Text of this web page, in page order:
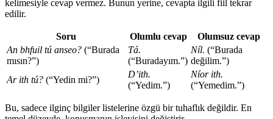
kelimesiyle cevap vermez. Bunun yerine, cevapta ilgili fiil tekrar
edilir.
Soru Olumlu cevap
Olumsuz cevap
An bhfuil tú anseo? (“Burada
mısın?”)
Tá.
(“Buradayım.”)
Níl. (“Burada
değilim.”)
Ar ith tú? (“Yedin mi?”)
D’ith.
(“Yedim.”)
Níor ith.
(“Yemedim.”)
Bu, sadece ilginç bilgiler listelerine özgü bir tuhaflık değildir. En